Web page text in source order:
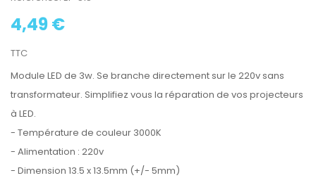
4,49 €
TTC
Module LED de 3w. Se branche directement sur le 220v sans
transformateur. Simplifiez vous la réparation de vos projecteurs
à LED.
- Température de couleur 3000K
- Alimentation : 220v
- Dimension 13.5 x 13.5mm (+/- 5mm)